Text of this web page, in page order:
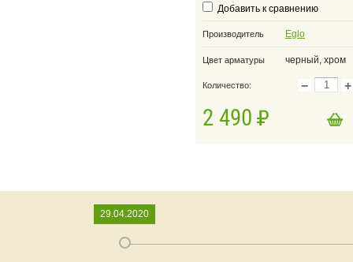
Добавить к сравнению
Производитель Eglo
Цвет арматуры черный, хром
Количество: − +
2 490
Добавить в корзину
29.04.2020